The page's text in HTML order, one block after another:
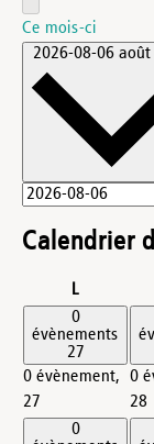
Ce mois-ci
2026-08-06 août
Calendrier
Llundi
0
évènements
27
0 évènement,
27
0
28
0